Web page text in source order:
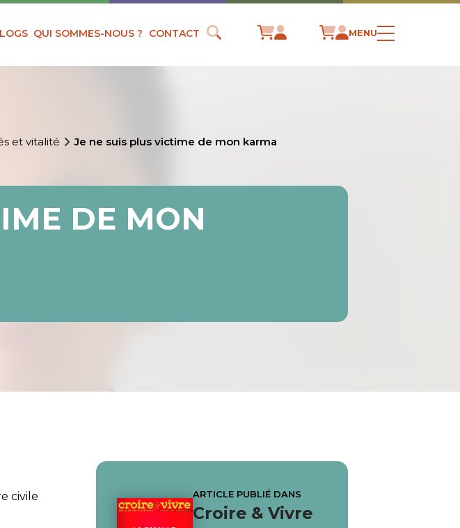
QUI SOMMES-NOUS ? CONTACT MENU
et vitalité Je ne suis plus victime de mon karma
DE MON
civile
ARTICLE PUBLIÉ DANS
Croire & Vivre